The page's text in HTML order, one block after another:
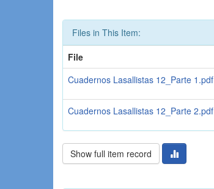
Files in This Item:
File
Cuadernos Lasallistas 12_Parte 1.pdf
Cuadernos Lasallistas 12_Parte 2.pdf
Show full item record